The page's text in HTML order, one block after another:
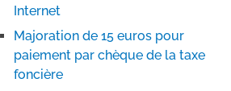
Internet
Majoration de 15 euros pour
paiement par chèque de la taxe
foncière